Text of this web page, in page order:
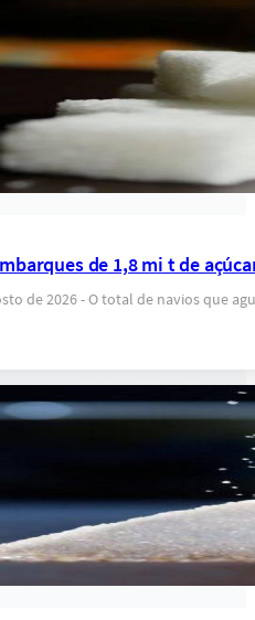
de 1,8 mi t de
de 2026 - O total de navios que